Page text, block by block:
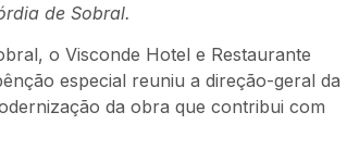
de Sobral.
o Visconde Hotel e Restaurante
especial reuniu a direção-geral da
da obra que contribui com